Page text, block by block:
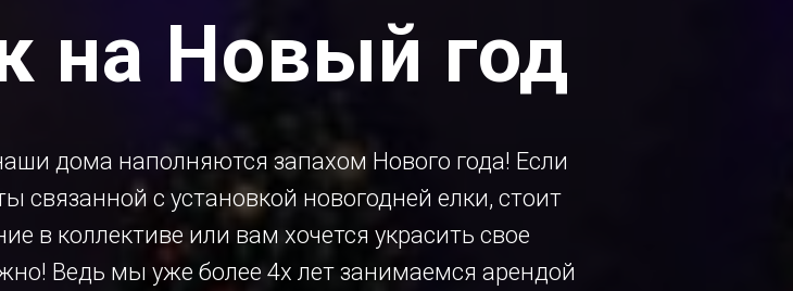
на Новый год
дома наполняются запахом Нового года! Если
связанной с установкой новогодней елки, стоит
в коллективе или вам хочется украсить свое
Ведь мы уже более 4х лет занимаемся арендой